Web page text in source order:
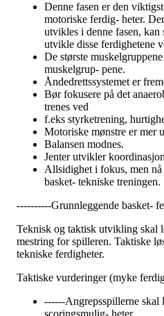
Denne fasen er den
motoriske ferdig- heter.
utvikles i denne fasen,
utvikle disse ferdighetene
De største
muskelgrup- pene.
Åndedrettssystemet er
Bør fokusere på det
trenes ved
f.eks styrketrening,
Motoriske mønstre er mer
Balansen modnes.
Jenter utvikler
Allsidighet i fokus, men nå
basket- tekniske treningen.
----------Grunnleggende basket-
Teknisk og taktisk utvikling skal
mestring for spilleren. Taktiske
tekniske ferdigheter.
Taktiske vurderinger (myke
------Angrepsspillerne skal